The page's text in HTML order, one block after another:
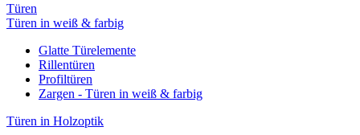
Türen
Türen in weiß & farbig
Glatte Türelemente
Rillentüren
Profiltüren
Zargen - Türen in weiß & farbig
Türen in Holzoptik